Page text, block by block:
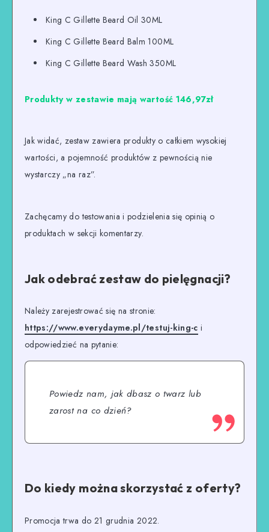
King C Gillette Beard Oil 30ML
King C Gillette Beard Balm 100ML
King C Gillette Beard Wash 350ML
Produkty w zestawie mają wartość 146,97zł
Jak widać, zestaw zawiera produkty o całkiem wysokiej
wartości, a pojemność produktów z pewnością nie
wystarczy „na raz”.
Zachęcamy do testowania i podzielenia się opinią o
produktach w sekcji komentarzy.
Jak odebrać zestaw do pielęgnacji?
Należy zarejestrować się na stronie:
https://www.everydayme.pl/testuj-king-c i
odpowiedzieć na pytanie:
Powiedz nam, jak dbasz o twarz lub
zarost na co dzień?
Do kiedy można skorzystać z oferty?
Promocja trwa do 21 grudnia 2022.